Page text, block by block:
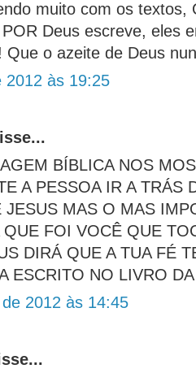
muito com os textos,
Deus escreve, eles
Que o azeite de Deus
2012 às 19:25
BÍBLICA NOS
A PESSOA IR A TRÁS
JESUS MAS O MAS
QUE FOI VOCÊ QUE
DIRÁ QUE A TUA FÉ
ESCRITO NO LIVRO
2012 às 14:45